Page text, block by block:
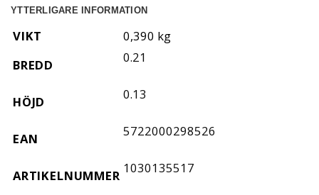
YTTERLIGARE INFORMATION
VIKT
0,390 kg
BREDD
0.21
HÖJD 0.13
EAN 5722000298526
ARTIKELNUMMER 1030135517